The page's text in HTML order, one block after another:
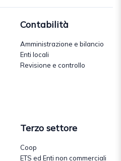
Contabilità
Amministrazione e bilancio
Enti locali
Revisione e controllo
Terzo settore
Coop
ETS ed Enti non commerciali